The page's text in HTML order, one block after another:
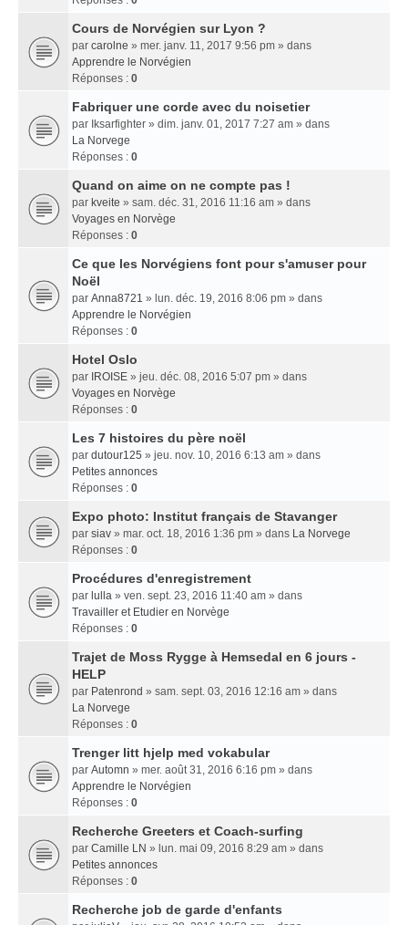
Cours de Norvégien sur Lyon ?
par carolne » mer. janv. 11, 2017 9:56 pm » dans
Apprendre le Norvégien
Réponses : 0
Fabriquer une corde avec du noisetier
par Iksarfighter » dim. janv. 01, 2017 7:27 am » dans
La Norvege
Réponses : 0
Quand on aime on ne compte pas !
par kveite » sam. déc. 31, 2016 11:16 am » dans
Voyages en Norvège
Réponses : 0
Ce que les Norvégiens font pour s'amuser pour
Noël
par Anna8721 » lun. déc. 19, 2016 8:06 pm » dans
Apprendre le Norvégien
Réponses : 0
Hotel Oslo
par IROISE » jeu. déc. 08, 2016 5:07 pm » dans
Voyages en Norvège
Réponses : 0
Les 7 histoires du père noël
par dutour125 » jeu. nov. 10, 2016 6:13 am » dans
Petites annonces
Réponses : 0
Expo photo: Institut français de Stavanger
par siav » mar. oct. 18, 2016 1:36 pm » dans La Norvege
Réponses : 0
Procédures d'enregistrement
par lulla » ven. sept. 23, 2016 11:40 am » dans
Travailler et Etudier en Norvège
Réponses : 0
Trajet de Moss Rygge à Hemsedal en 6 jours -
HELP
par Patenrond » sam. sept. 03, 2016 12:16 am » dans
La Norvege
Réponses : 0
Trenger litt hjelp med vokabular
par Automn » mer. août 31, 2016 6:16 pm » dans
Apprendre le Norvégien
Réponses : 0
Recherche Greeters et Coach-surfing
par Camille LN » lun. mai 09, 2016 8:29 am » dans
Petites annonces
Réponses : 0
Recherche job de garde d'enfants